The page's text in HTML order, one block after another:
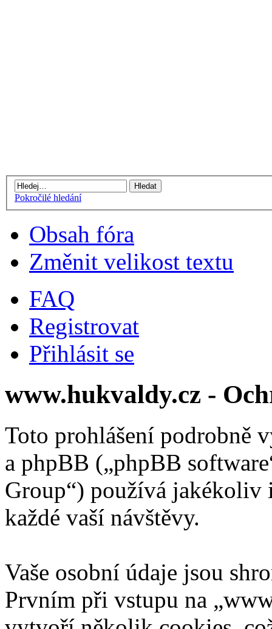
Pokročilé hledání
Obsah fóra
Změnit velikost textu
FAQ
Registrovat
Přihlásit se
www.hukvaldy.cz -
Toto prohlášení podrobně
a phpBB („phpBB
Group“) používá jakékoliv
každé vaší návštěvy.
Vaše osobní údaje jsou
Prvním při vstupu na